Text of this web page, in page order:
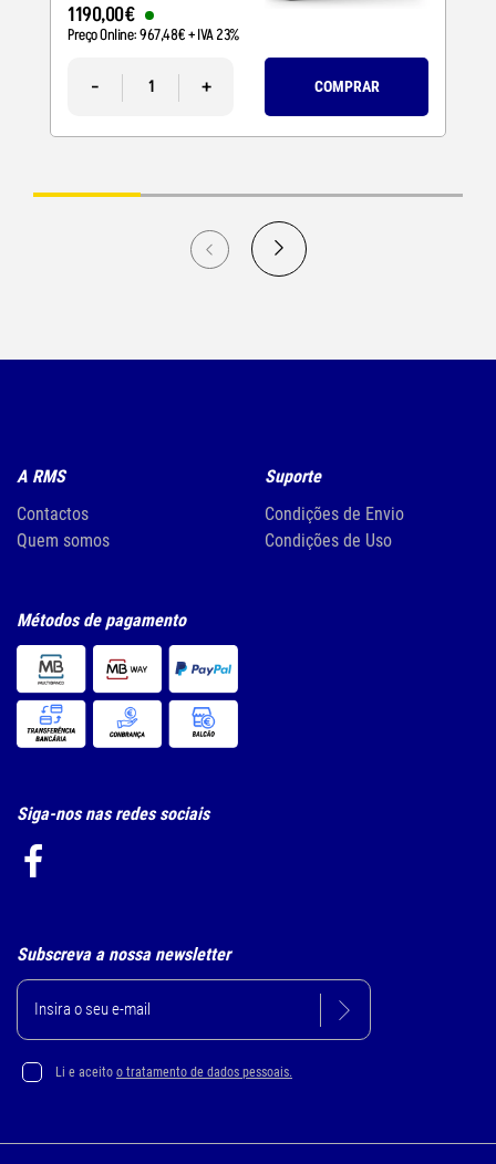
1190,00€
Preço Online:967,48€+ IVA 23%
- + COMPRAR
A RMS
Contactos
Quem somos
Suporte
Condições de Envio
Condições de Uso
Métodos de pagamento
Siga-nos nas redes sociais
Subscreva a nossa newsletter
Li e aceito o tratamento de dados pessoais.